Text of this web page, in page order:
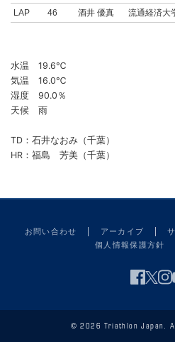
LAP
46 酒井 優真 流通経済大
水温 19.6℃
気温 16.0℃
湿度 90.0％
天候 雨
TD：石井なおみ（千葉）
HR：福島 芳美（千葉）
お問い合わせ アーカイブ
個人情報保護方針
© 2026 Triathlon Japan.